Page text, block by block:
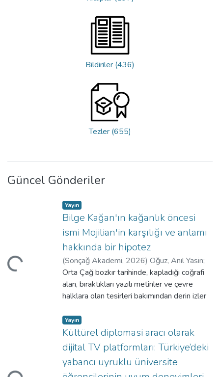
Bildiriler (436)
Tezler (655)
Güncel Gönderiler
Yayın
Bilge Kağan'ın kağanlık öncesi
ismi Mojilian'in karşılığı ve anlamı
hakkında bir hipotez
(Sonçağ Akademi, 2026) Oğuz, Anıl Yasin;
İnsan ve Toplum Bilimleri Fakültesi, Tarih
Bölümü
Orta Çağ bozkır tarihinde, kapladığı coğrafi
alan, bıraktıkları yazılı metinler ve çevre
halklara olan tesirleri bakımından derin izler
(682-745) en bilinen hükümdarlarından biri
Bilge Kagan’dır. Şüphesiz bunda kardeşi Kül
Tegin için diktirdiği yazıtta ve ayrıca kendi
ölümünden sonra oğlu Tengri Kagan’ın
babası adına diktirdiği yazıtta kendisinden
Yayın
Kültürel diplomasi aracı olarak
dijital TV platformları: Türkiye’deki
yabancı uyruklu üniversite